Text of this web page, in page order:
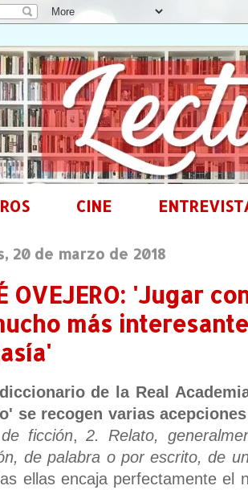
CINE
20 de marzo de 2018
OVEJERO: 'Jugar
más
de la Real
se recogen varias acepciones
ficción,2. Relato,
de palabra o por escrito, de
ellas encaja perfectamente el